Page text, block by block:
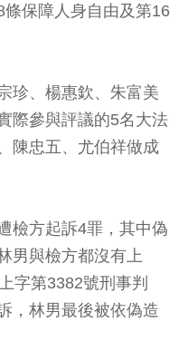
保障人身自由及第16
珍、楊惠欽、朱富美
際參與評議的5名大法
陳忠五、尤伯祥做成
檢方起訴4罪，其中偽
男與檢方都沒有上
字第3382號刑事判
，林男最後被依偽造